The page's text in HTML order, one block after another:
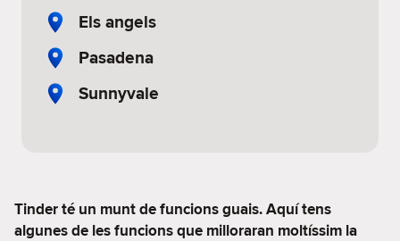
Els angels
Pasadena
Sunnyvale
Tinder té un munt de funcions guais. Aquí tens
algunes de les funcions que milloraran moltíssim la